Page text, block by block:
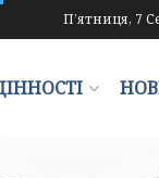
П’ятниця, 7